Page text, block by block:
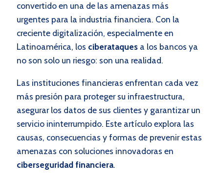
convertido en una de las amenazas más
urgentes para la industria financiera. Con la
creciente digitalización, especialmente en
Latinoamérica, los ciberataquesa los bancos ya
no son solo un riesgo: son una realidad.
Las instituciones financieras enfrentan cada vez
más presión para proteger su infraestructura,
asegurar los datos de sus clientes y garantizar un
servicio ininterrumpido. Este artículo explora las
causas, consecuencias y formas de prevenir estas
amenazas con soluciones innovadoras en
ciberseguridad financiera.